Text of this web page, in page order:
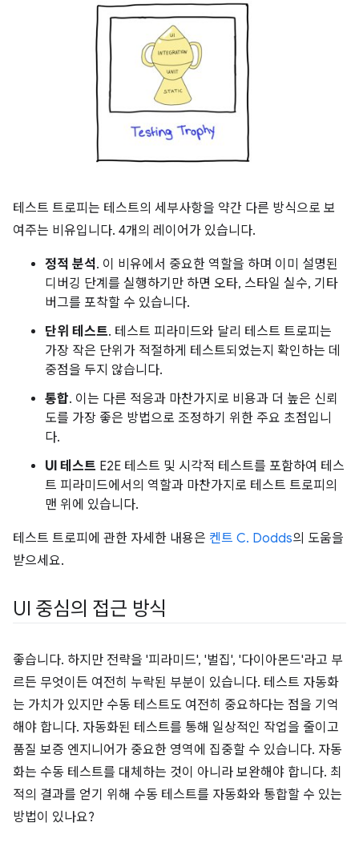
테스트 트로피는 테스트의 세부사항을 약간 다른 방식으로 보
여주는 비유입니다. 4개의 레이어가 있습니다.
정적 분석. 이 비유에서 중요한 역할을 하며 이미 설명된
디버깅 단계를 실행하기만 하면 오타, 스타일 실수, 기타
버그를 포착할 수 있습니다.
단위 테스트. 테스트 피라미드와 달리 테스트 트로피는
가장 작은 단위가 적절하게 테스트되었는지 확인하는 데
중점을 두지 않습니다.
통합. 이는 다른 적응과 마찬가지로 비용과 더 높은 신뢰
도를 가장 좋은 방법으로 조정하기 위한 주요 초점입니
다.
UI 테스트 E2E 테스트 및 시각적 테스트를 포함하여 테스
트 피라미드에서의 역할과 마찬가지로 테스트 트로피의
맨 위에 있습니다.
테스트 트로피에 관한 자세한 내용은 켄트 C. Dodds의 도움을
받으세요.
UI 중심의 접근 방식
좋습니다. 하지만 전략을 '피라미드', '벌집', '다이아몬드'라고 부
르든 무엇이든 여전히 누락된 부분이 있습니다. 테스트 자동화
는 가치가 있지만 수동 테스트도 여전히 중요하다는 점을 기억
해야 합니다. 자동화된 테스트를 통해 일상적인 작업을 줄이고
품질 보증 엔지니어가 중요한 영역에 집중할 수 있습니다. 자동
화는 수동 테스트를 대체하는 것이 아니라 보완해야 합니다. 최
적의 결과를 얻기 위해 수동 테스트를 자동화와 통합할 수 있는
방법이 있나요?